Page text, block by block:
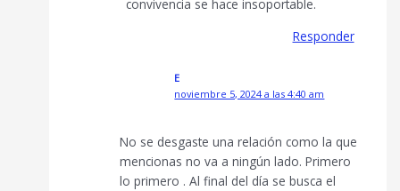
convivencia se hace insoportable.
Responder
E
noviembre 5, 2024 a las 4:40 am
No se desgaste una relación como la que
mencionas no va a ningún lado. Primero
lo primero . Al final del día se busca el